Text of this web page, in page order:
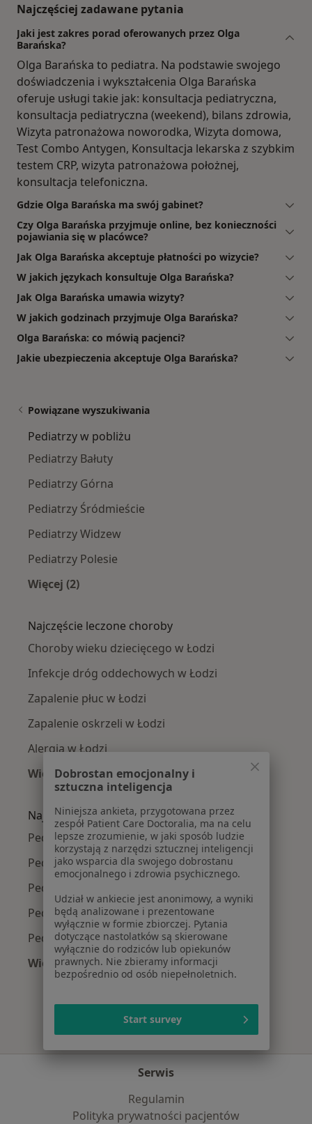
Najczęściej zadawane pytania
Jaki jest zakres porad oferowanych przez Olga
Barańska?
Olga Barańska to pediatra. Na podstawie swojego
doświadczenia i wykształcenia Olga Barańska
oferuje usługi takie jak: konsultacja pediatryczna,
konsultacja pediatryczna (weekend), bilans zdrowia,
Wizyta patronażowa noworodka, Wizyta domowa,
Test Combo Antygen, Konsultacja lekarska z szybkim
testem CRP, wizyta patronażowa położnej,
konsultacja telefoniczna.
Gdzie Olga Barańska ma swój gabinet?
Czy Olga Barańska przyjmuje online, bez konieczności
pojawiania się w placówce?
Jak Olga Barańska akceptuje płatności po wizycie?
W jakich językach konsultuje Olga Barańska?
Jak Olga Barańska umawia wizyty?
W jakich godzinach przyjmuje Olga Barańska?
Olga Barańska: co mówią pacjenci?
Jakie ubezpieczenia akceptuje Olga Barańska?
Powiązane wyszukiwania
Pediatrzy w pobliżu
Pediatrzy Bałuty
Pediatrzy Górna
Pediatrzy Śródmieście
Pediatrzy Widzew
Pediatrzy Polesie
Więcej (2)
Najczęście leczone choroby
Choroby wieku dziecięcego w Łodzi
Infekcje dróg oddechowych w Łodzi
Zapalenie płuc w Łodzi
Zapalenie oskrzeli w Łodzi
Alergia w Łodzi
Więcej (15)
Więcej w kategorii: Najczęście leczone
Najpopularniejsze ubezpieczenia
Pediatrzy z Allianz w Łodzi
Pediatrzy z Medicover w Łodzi
Pediatrzy z NFZ w Łodzi
Pediatrzy z PZU Zdrowie w Łodzi
Pediatrzy z TU Zdrowie w Łodzi
Więcej (1)
Więcej w kategorii: Najpopularniejsze
Serwis
Regulamin
Polityka prywatności pacjentów
Dobrostan emocjonalny i
sztuczna inteligencja
Niniejsza ankieta, przygotowana przez
zespół Patient Care Doctoralia, ma na celu
lepsze zrozumienie, w jaki sposób ludzie
korzystają z narzędzi sztucznej inteligencji
jako wsparcia dla swojego dobrostanu
emocjonalnego i zdrowia psychicznego.
Udział w ankiecie jest anonimowy, a wyniki
będą analizowane i prezentowane
wyłącznie w formie zbiorczej. Pytania
dotyczące nastolatków są skierowane
wyłącznie do rodziców lub opiekunów
prawnych. Nie zbieramy informacji
bezpośrednio od osób niepełnoletnich.
Start survey